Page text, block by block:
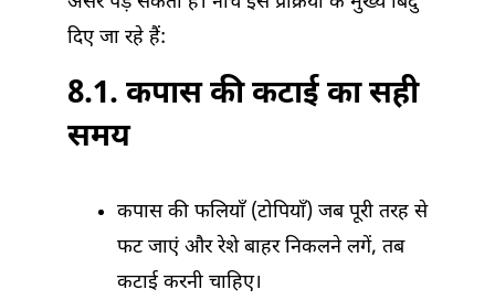
दिए जा रहे हैं:
8.1. कपास की कटाई का सही
समय
कपास की फलियाँ (टोपियाँ) जब पूरी तरह से
फट जाएं और रेशे बाहर निकलने लगें, तब
कटाई करनी चाहिए।